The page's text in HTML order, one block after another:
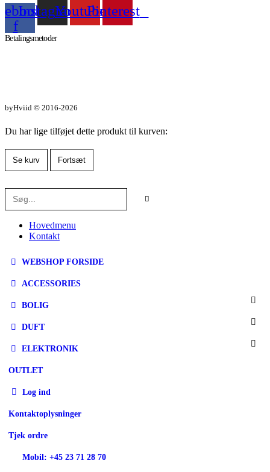
f
InstagramYoutubePinterest
Betalingsmetoder
byHviid © 2016-2026
Du har lige tilføjet dette produkt til kurven:
Se kurv Fortsæt
Hovedmenu
Kontakt
WEBSHOP FORSIDE
ACCESSORIES
BOLIG
DUFT
ELEKTRONIK
OUTLET
Log ind
Kontaktoplysninger
Tjek ordre
Mobil: +45 23 71 28 70